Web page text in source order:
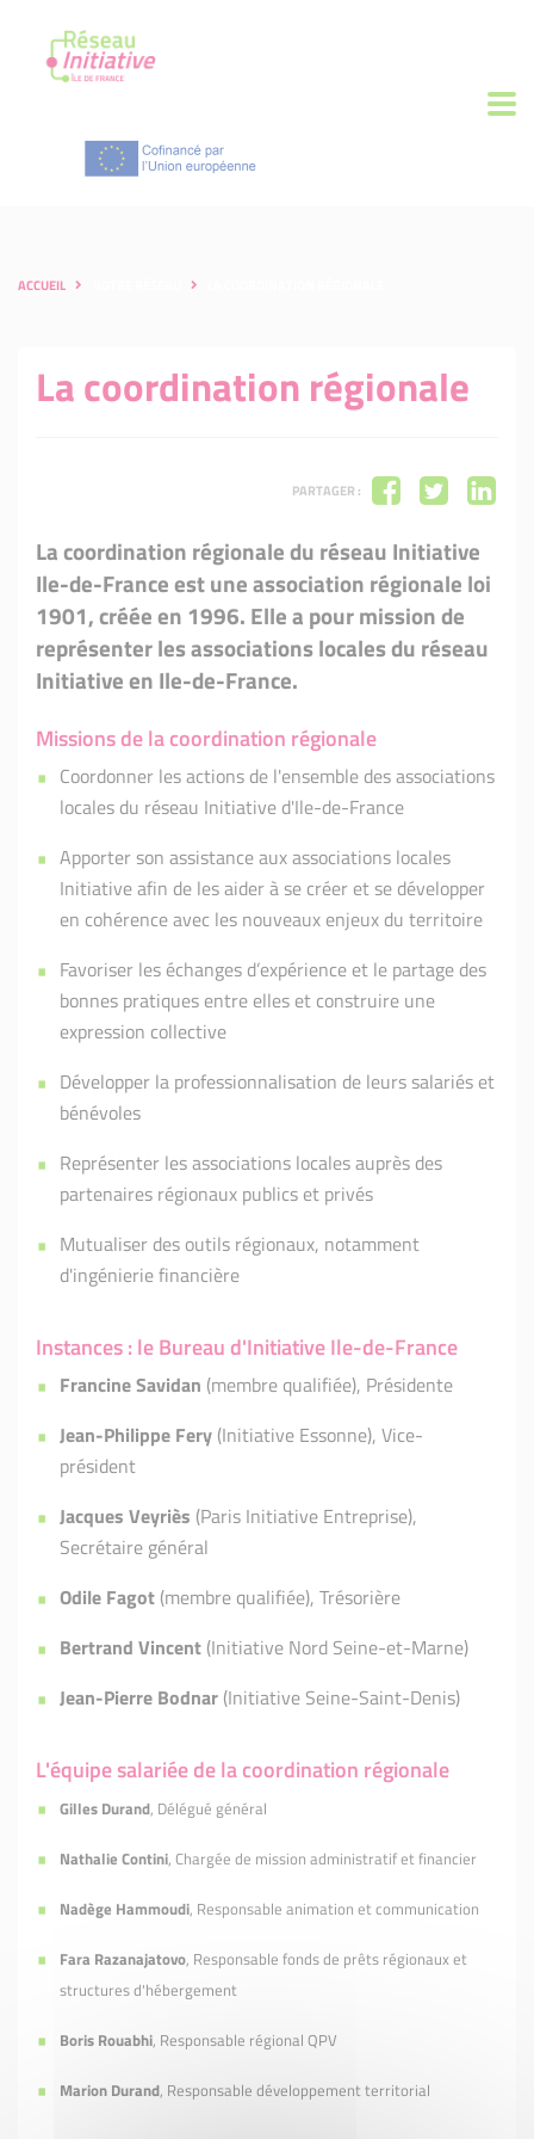
ACCUEIL
La coordination régionale
PARTAGER :
La coordination régionale du réseau Initiative
Ile-de-France est une association régionale loi
1901, créée en 1996. Elle a pour mission de
représenter les associations locales du réseau
Initiative en Ile-de-France.
Missions de la coordination régionale
Coordonner les actions de l'ensemble des associations
locales du réseau Initiative d'Ile-de-France
Apporter son assistance aux associations locales
Initiative afin de les aider à se créer et se développer
en cohérence avec les nouveaux enjeux du territoire
Favoriser les échanges d’expérience et le partage des
bonnes pratiques entre elles et construire une
expression collective
Développer la professionnalisation de leurs salariés et
bénévoles
Représenter les associations locales auprès des
partenaires régionaux publics et privés
Mutualiser des outils régionaux, notamment
d'ingénierie financière
Instances : le Bureau d'Initiative Ile-de-France
Francine Savidan (membre qualifiée), Présidente
Jean-Philippe Fery (Initiative Essonne), Vice-
président
Jacques Veyriès (Paris Initiative Entreprise),
Secrétaire général
Odile Fagot (membre qualifiée), Trésorière
Bertrand Vincent (Initiative Nord Seine-et-Marne)
Jean-Pierre Bodnar (Initiative Seine-Saint-Denis)
L'équipe salariée de la coordination régionale
Gilles Durand, Délégué général
Nathalie Contini, Chargée de mission administratif et financier
Nadège Hammoudi, Responsable animation et communication
Fara Razanajatovo, Responsable fonds de prêts régionaux et
structures d'hébergement
Boris Rouabhi, Responsable régional QPV
Marion Durand, Responsable développement territorial